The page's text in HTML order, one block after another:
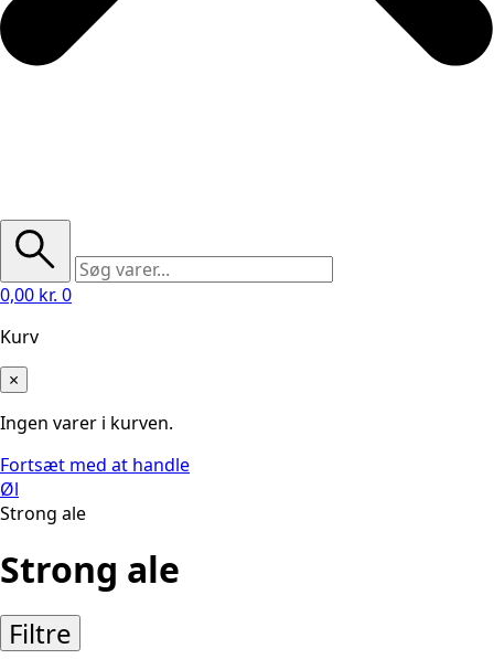
0,00 kr. 0
Kurv
×
Ingen varer i kurven.
Fortsæt med at handle
Øl
Strong ale
Strong ale
Filtre